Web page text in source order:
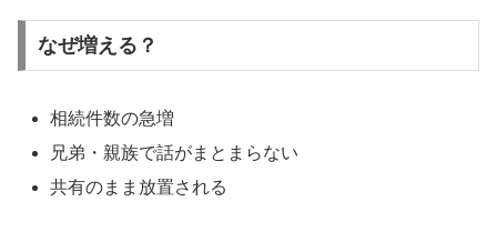
なぜ増える？
相続件数の急増
兄弟・親族で話がまとまらない
共有のまま放置される